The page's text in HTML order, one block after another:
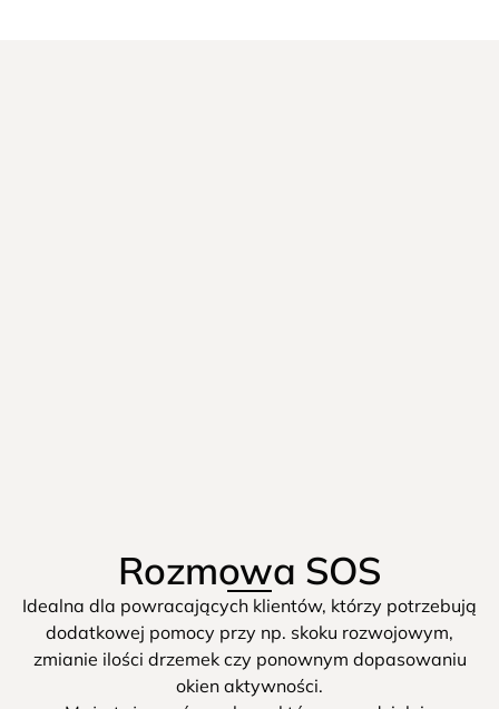
Rozmowa SOS
Idealna dla powracających klientów, którzy potrzebują
dodatkowej pomocy przy np. skoku rozwojowym,
zmianie ilości drzemek czy ponownym dopasowaniu
okien aktywności.